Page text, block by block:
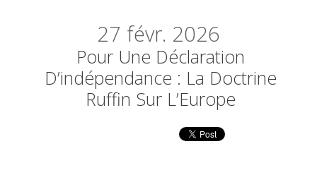
27 févr. 2026
Pour Une Déclaration
D’indépendance : La Doctrine
Ruffin Sur L’Europe